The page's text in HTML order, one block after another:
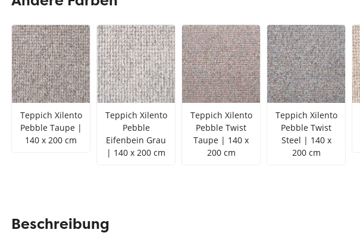
Teppich Rot
Zur Kategorie Teppich Farben
Zur Kategorie Teppich Sorten
Teppich Xilento
Pebble Taupe |
140 x 200 cm
Teppich Xilento
Pebble
Eifenbein Grau
| 140 x 200 cm
Teppich Xilento
Pebble Twist
Taupe | 140 x
200 cm
Teppich Xilento
Pebble Twist
Steel | 140 x
200 cm
Beschreibung